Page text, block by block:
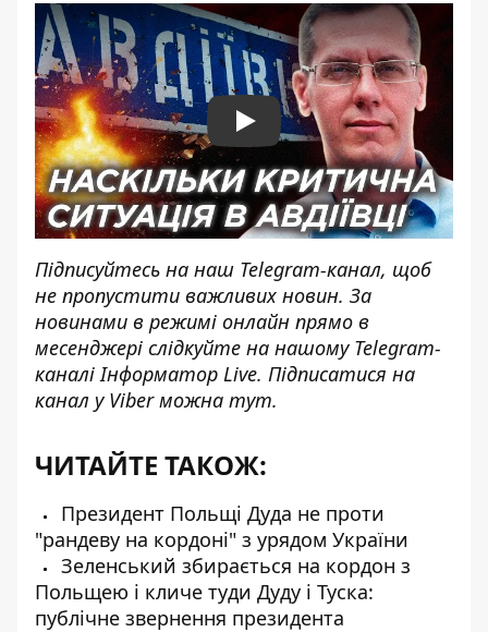
Play
Підписуйтесь на наш Telegram-канал, щоб
не пропустити важливих новин. За
новинами в режимі онлайн прямо в
месенджері слідкуйте на нашому Telegram-
каналіІнформатор Live. Підписатися на
канал у Viber можна тут.
ЧИТАЙТЕ ТАКОЖ:
Президент Польщі Дуда не проти
"рандеву на кордоні" з урядом України
Зеленський збирається на кордон з
Польщею і кличе туди Дуду і Туска:
публічне звернення президента